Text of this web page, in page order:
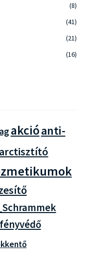
(8)
(41)
(21)
(16)
akcióanti-
arctisztító
fényvédő